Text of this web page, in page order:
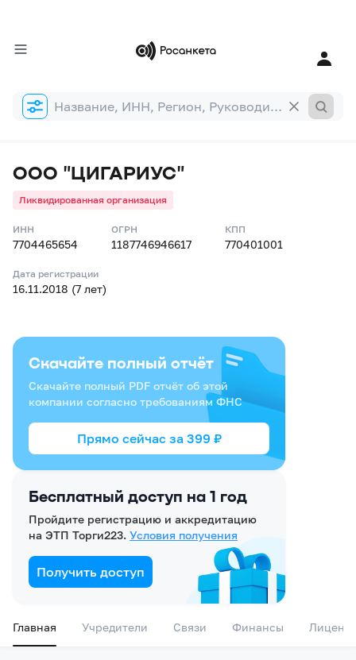
Форма
поиска
ООО "ЦИГАРИУС"
Ликвидированная организация
ИНН
7704465654
ОГРН
1187746946617
КПП
770401001
Дата регистрации
16.11.2018 (7 лет)
Бесплатный доступ на 1 год
Пройдите регистрацию и аккредитацию
на ЭТП Торги223. Условия получения
Получить доступ
Скачайте полный отчёт
Скачайте полный PDF отчёт об этой
компании согласно требованиям ФНС
Прямо сейчас за 399 ₽
Главная Учредители Связи Финансы